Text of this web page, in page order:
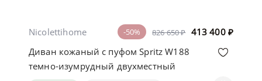
826 650 ₽ 413 400 ₽
-50%
Nicolettihome
Диван кожаный с пуфом Spritz W188
темно-изумрудный двухместный